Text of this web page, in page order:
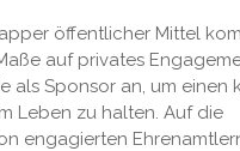
öffentlicher Mittel
auf privates
als Sponsor an, um einen
Leben zu halten. Auf die
engagierten